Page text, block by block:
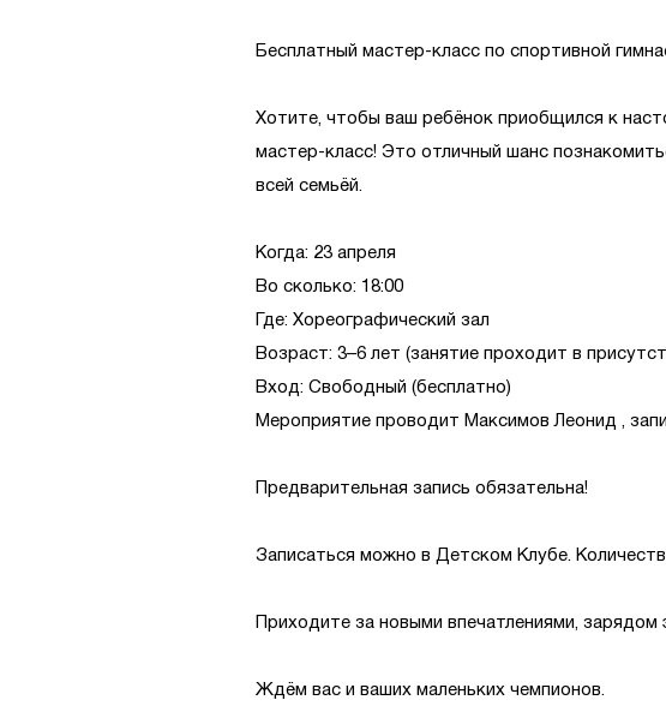
Бесплатный мастер-класс по спортивной
Хотите, чтобы ваш ребёнок приобщился к
мастер-класс! Это отличный шанс
всей семьёй.
Когда: 23 апреля
Во сколько: 18:00
Где: Хореографический зал
Возраст: 3–6 лет (занятие проходит в
Вход: Свободный (бесплатно)
Мероприятие проводит Максимов Леонид ,
Предварительная запись обязательна!
Записаться можно в Детском Клубе.
Приходите за новыми впечатлениями, зарядом
Ждём вас и ваших маленьких чемпионов.